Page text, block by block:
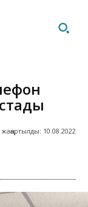
жаңартылды: 10.08.2022